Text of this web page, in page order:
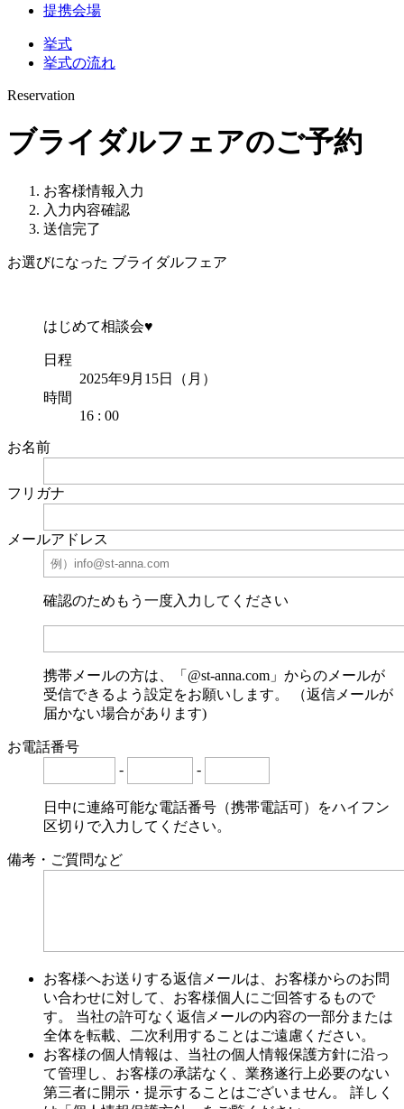
提携会場
挙式
挙式の流れ
Reservation
ブライダルフェアのご予約
お客様情報入力
入力内容確認
送信完了
お選びになった ブライダルフェア
はじめて相談会♥
日程
2025年9月15日（月）
時間
16 : 00
お名前
フリガナ
メールアドレス
確認のためもう一度入力してください
携帯メールの方は、「@st-anna.com」からのメールが
受信できるよう設定をお願いします。 （返信メールが
届かない場合があります)
お電話番号
-
-
日中に連絡可能な電話番号（携帯電話可）をハイフン
区切りで入力してください。
備考・ご質問など
お客様へお送りする返信メールは、お客様からのお問
い合わせに対して、お客様個人にご回答するもので
す。 当社の許可なく返信メールの内容の一部分または
全体を転載、二次利用することはご遠慮ください。
お客様の個人情報は、当社の個人情報保護方針に沿っ
て管理し、お客様の承諾なく、業務遂行上必要のない
第三者に開示・提示することはございません。 詳しく